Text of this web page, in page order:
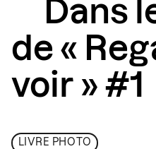
Dans
de «
voir » #1
LIVRE PHOTO